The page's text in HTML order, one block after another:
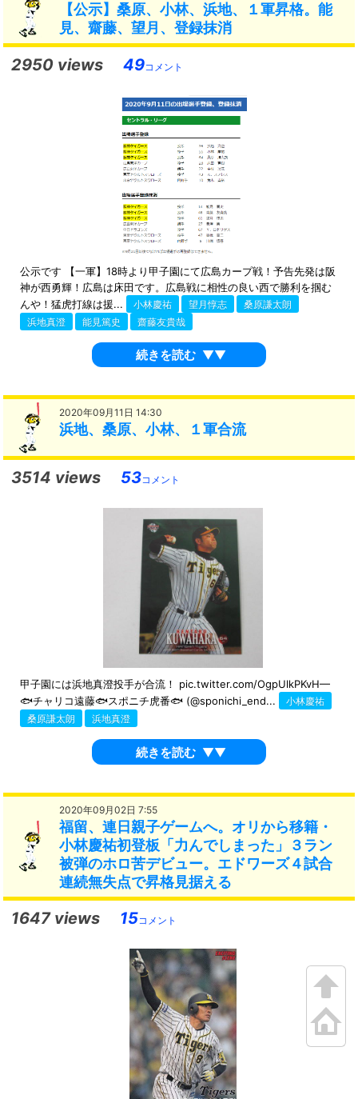
【公示】桑原、小林、浜地、１軍昇格。能
見、齋藤、望月、登録抹消
2950 views 49コメント
公示です 【一軍】18時より甲子園にて広島カープ戦！予告先発は阪
神が西勇輝！広島は床田です。広島戦に相性の良い西で勝利を掴む
んや！猛虎打線は援...
小林慶祐 望月惇志
桑原謙太朗
浜地真澄
能見篤史 齋藤友貴哉
続きを読む ▼▼
2020年09月11日 14:30
浜地、桑原、小林、１軍合流
3514 views 53コメント
甲子園には浜地真澄投手が合流！ pic.twitter.com/OgpUlkPKvH—
🐟チャリコ遠藤🐟スポニチ虎番🐟 (@sponichi_end...
小林慶祐
桑原謙太朗
浜地真澄
続きを読む ▼▼
2020年09月02日 7:55
福留、連日親子ゲームへ。オリから移籍・
小林慶祐初登板「力んでしまった」３ラン
被弾のホロ苦デビュー。エドワーズ４試合
連続無失点で昇格見据える
1647 views 15コメント